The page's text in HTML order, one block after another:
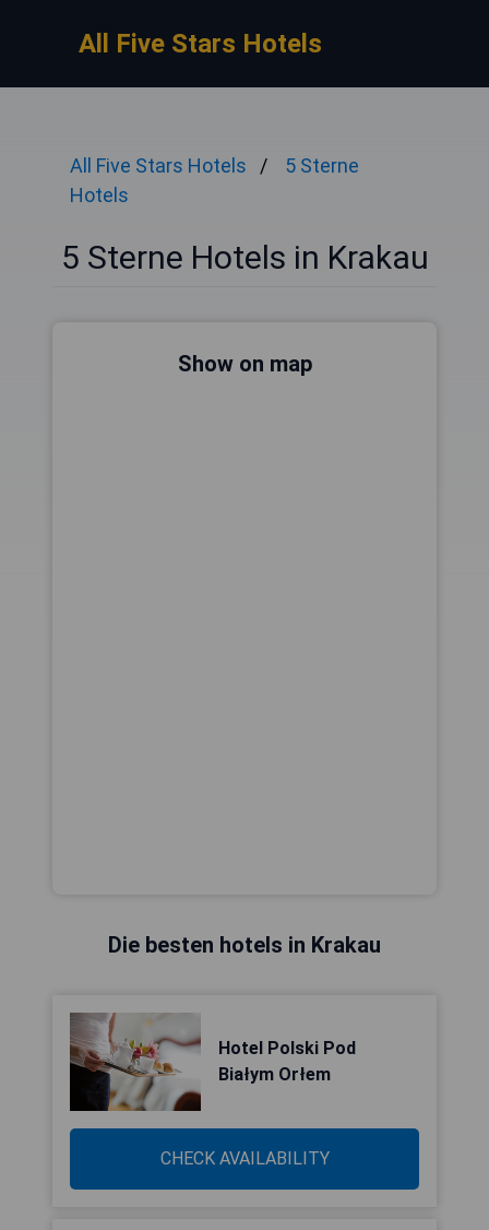
All Five Stars Hotels
All Five Stars Hotels
5 Sterne
Hotels
5 Sterne Hotels in Krakau
Show on map
Die besten hotels in Krakau
Hotel Polski Pod
Białym Orłem
CHECK AVAILABILITY